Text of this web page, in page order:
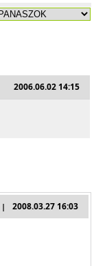
2006.06.02 14:15
| 2008.03.27 16:03